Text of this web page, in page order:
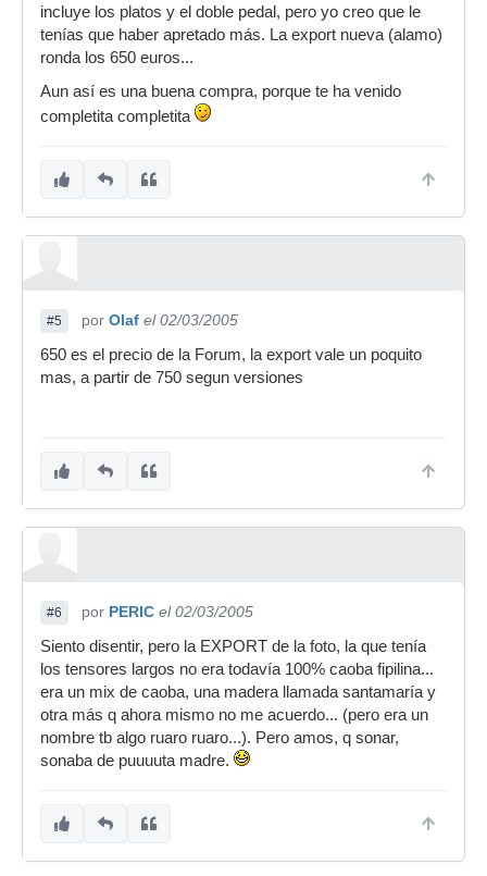
incluye los platos y el doble pedal, pero yo creo que le
tenías que haber apretado más. La export nueva (alamo)
ronda los 650 euros...
Aun así es una buena compra, porque te ha venido
completita completita
#5 por Olaf el 02/03/2005
650 es el precio de la Forum, la export vale un poquito
mas, a partir de 750 segun versiones
#6 por PERIC el 02/03/2005
Siento disentir, pero la EXPORT de la foto, la que tenía
los tensores largos no era todavía 100% caoba fipilina...
era un mix de caoba, una madera llamada santamaría y
otra más q ahora mismo no me acuerdo... (pero era un
nombre tb algo ruaro ruaro...). Pero amos, q sonar,
sonaba de puuuuta madre.